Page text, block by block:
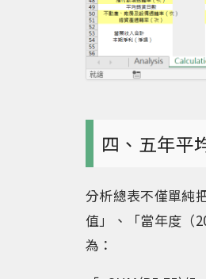
四、五年平
分析總表不僅單純
值」、「當年度（
為：